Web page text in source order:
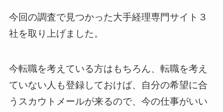
今回の調査で見つかった大手経理専門サイト３
社を取り上げました。
今転職を考えている方はもちろん、転職を考え
ていない人も登録しておけば、自分の希望に合
うスカウトメールが来るので、今の仕事がいい